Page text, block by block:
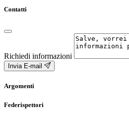
Contatti
Richiedi informazioni
Invia E-mail
Argomenti
Federispettori